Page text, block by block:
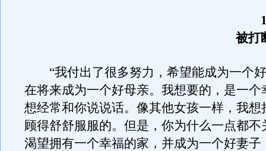
1
被打
“我付出了很多努力，希望能成为一个
在将来成为一个好母亲。我想要的，是一个
想经常和你说说话。像其他女孩一样，我想
顾得舒舒服服的。但是，你为什么一点都不
渴望拥有一个幸福的家，并成为一个好妻子